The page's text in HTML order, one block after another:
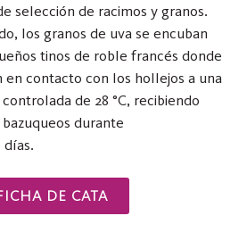
selección de racimos y granos.
los granos de uva se encuban
tinos de roble francés donde
contacto con los hollejos a una
de 28 °C, recibiendo
durante
DE CATA